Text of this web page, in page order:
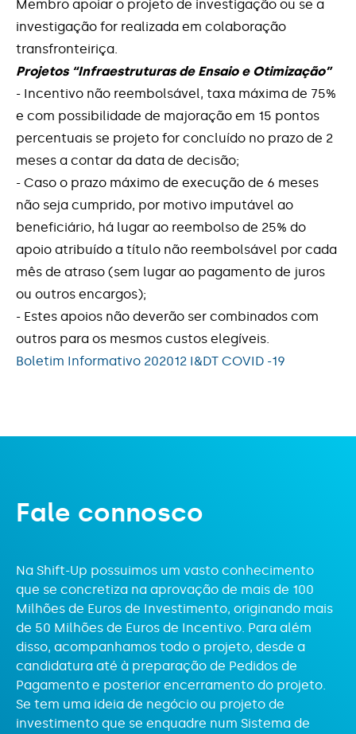
Membro apoiar o projeto de investigação ou se a
investigação for realizada em colaboração
transfronteiriça.
Projetos “Infraestruturas de Ensaio e Otimização”
- Incentivo não reembolsável, taxa máxima de 75%
e com possibilidade de majoração em 15 pontos
percentuais se projeto for concluído no prazo de 2
meses a contar da data de decisão;
- Caso o prazo máximo de execução de 6 meses
não seja cumprido, por motivo imputável ao
beneficiário, há lugar ao reembolso de 25% do
apoio atribuído a título não reembolsável por cada
mês de atraso (sem lugar ao pagamento de juros
ou outros encargos);
- Estes apoios não deverão ser combinados com
outros para os mesmos custos elegíveis.
Boletim Informativo 202012 I&DT COVID -19
Fale connosco
Na Shift-Up possuimos um vasto conhecimento
que se concretiza na aprovação de mais de 100
Milhões de Euros de Investimento, originando mais
de 50 Milhões de Euros de Incentivo. Para além
disso, acompanhamos todo o projeto, desde a
candidatura até à preparação de Pedidos de
Pagamento e posterior encerramento do projeto.
Se tem uma ideia de negócio ou projeto de
investimento que se enquadre num Sistema de